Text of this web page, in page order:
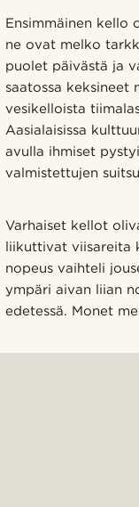
Ensimmäinen kello
ne ovat melko
puolet päivästä ja
saatossa keksineet
vesikelloista
Aasialaisissa
avulla ihmiset
valmistettujen
Varhaiset kellot
liikuttivat viisareita
nopeus vaihteli
ympäri aivan liian
edetessä. Monet